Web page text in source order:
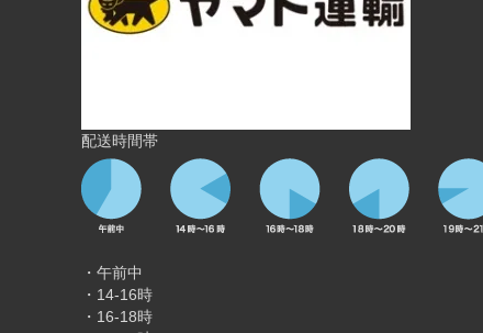
配送時間帯
・午前中
・14-16時
・16-18時